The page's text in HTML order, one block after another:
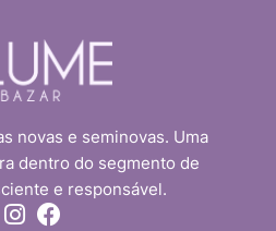
novas e seminovas. Uma
dentro do segmento de
e responsável.